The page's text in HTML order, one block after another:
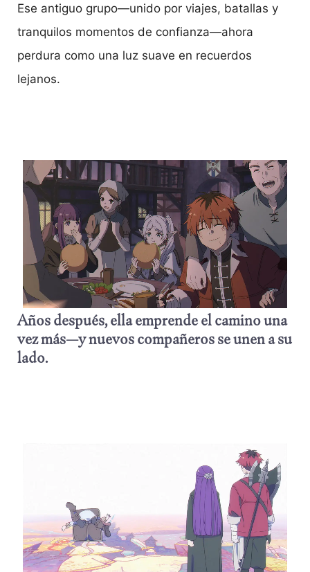
Ese antiguo grupo—unido por viajes, batallas y
tranquilos momentos de confianza—ahora
perdura como una luz suave en recuerdos
lejanos.
Años después, ella emprende el camino una
vez más—y nuevos compañeros se unen a su
lado.